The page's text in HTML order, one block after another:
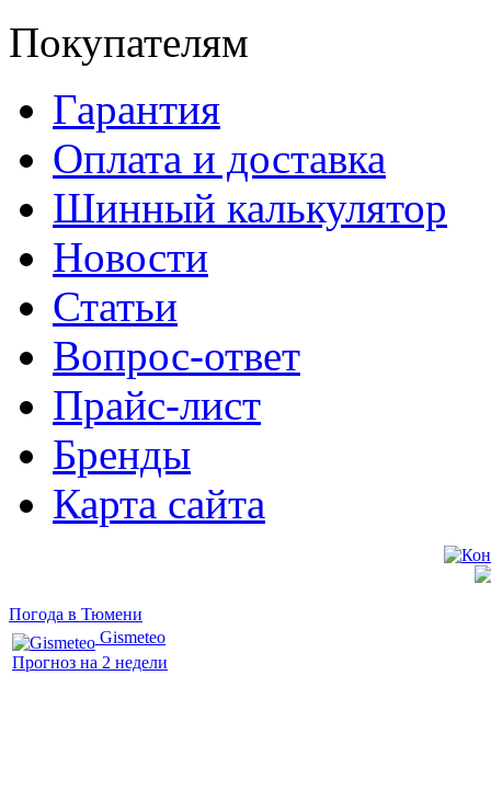
Покупателям
Гарантия
Оплата и доставка
Шинный калькулятор
Новости
Статьи
Вопрос-ответ
Прайс-лист
Бренды
Карта сайта
Погода в Тюмени
Gismeteo
Прогноз на 2 недели